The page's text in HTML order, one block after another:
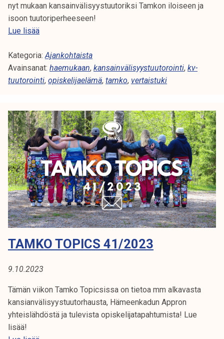
nyt mukaan kansainvälisyystuutoriksi Tamkon iloiseen ja
isoon tuutoriperheeseen!
Lue lisääH
e
k
a
a
i
n
v
ä
l
i
s
y
y
s
u
t
o
r
Kategoria:Ajankohtaista
Avainsanat: haemukaan, kansainvälisyystuutorointi, kv-
tuutorointi, opiskelijaelämä, tamko, vertaistuki
TAMKO TOPICS 41/2023
9.10.2023
Tämän viikon Tamko Topicsissa on tietoa mm alkavasta
kansianvälisyystuutorhausta, Hämeenkadun Appron
yhteislähdöstä ja tulevista opiskelijatapahtumista! Lue
lisää!